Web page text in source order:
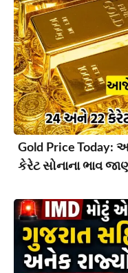
Gold Price
કેરેટ સોનાના ભાવ